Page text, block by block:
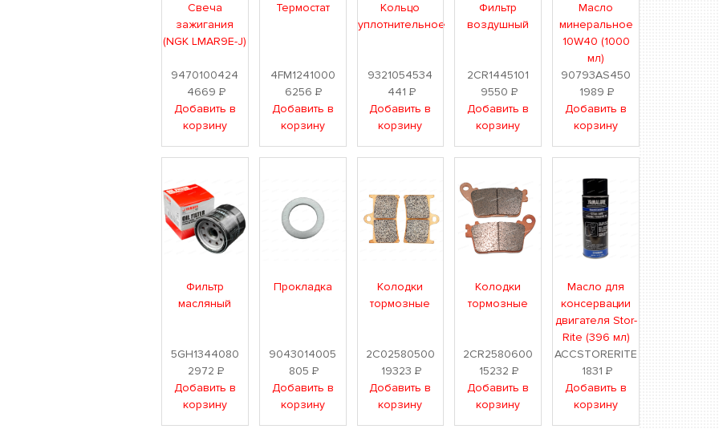
Свеча
зажигания
(NGK LMAR9E-J)
9470100424
4669 Р
Добавить в
корзину
Термостат
4FM1241000
6256Р
Добавить в
корзину
Кольцо
уплотнительное
9321054534
441 Р
Добавить в
корзину
Фильтр
воздушный
2CR1445101
9550 Р
Добавить в
корзину
Масло
минеральное
10W40 (1000
мл)
90793AS450
1989Р
Добавить в
корзину
Фильтр
масляный
5GH1344080
2972Р
Добавить в
корзину
Прокладка
9043014005
805 Р
Добавить в
корзину
Колодки
тормозные
2C02580500
19323Р
Добавить в
корзину
Колодки
тормозные
2CR2580600
15232Р
Добавить в
корзину
Масло для
консервации
двигателя Stor-
Rite (396 мл)
ACCSTORERITE
1831 Р
Добавить в
корзину